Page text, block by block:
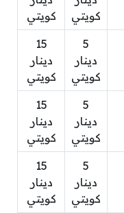
كويتي
كويتي
5
دينار
كويتي
15
دينار
كويتي
5
دينار
كويتي
15
دينار
كويتي
5
دينار
كويتي
15
دينار
كويتي